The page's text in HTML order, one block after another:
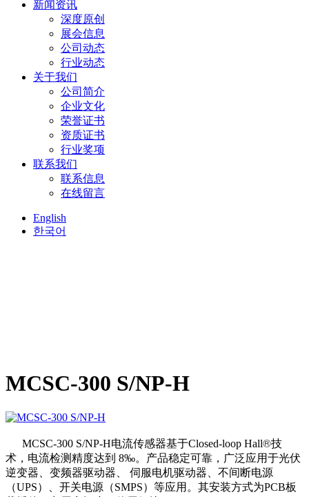
新闻资讯
深度原创
展会信息
公司动态
行业动态
关于我们
公司简介
企业文化
荣誉证书
资质证书
行业奖项
联系我们
联系信息
在线留言
English
한국어
MCSC-300 S/NP-H
MCSC-300 S/NP-H电流传感器基于Closed-loop Hall®技
术，电流检测精度达到 8‰。产品稳定可靠，广泛应用于光伏
逆变器、变频器驱动器、 伺服电机驱动器、不间断电源
（UPS）、开关电源（SMPS）等应用。其安装方式为PCB板